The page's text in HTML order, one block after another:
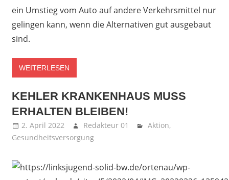
ein Umstieg vom Auto auf andere Verkehrsmittel nur
gelingen kann, wenn die Alternativen gut ausgebaut
sind.
WEITERLESEN
KEHLER KRANKENHAUS MUSS
ERHALTEN BLEIBEN!
2. April 2022 Redakteur 01 Aktion,
Gesundheitsversorgung